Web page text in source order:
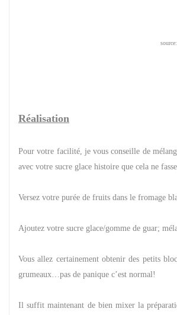
source:
Réalisation
Pour votre facilité, je vous conseille de
avec votre sucre glace histoire que cela ne
Versez votre purée de fruits dans le fromage
Ajoutez votre sucre glace/gomme de guar;
Vous allez certainement obtenir des petits
grumeaux…pas de panique c’est normal!
Il suffit maintenant de bien mixer la